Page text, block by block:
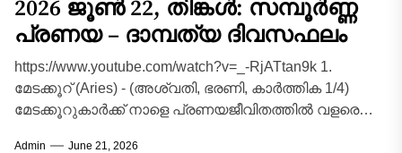
2026 ജൂൺ 22, തിങ്കൾ: സമ്പൂർണ്ണ
പ്രണയ – ദാമ്പത്യ ദിവസഫലം
https://www.youtube.com/watch?v=_-RjATtan9k 1.
മേടക്കൂറ് (Aries) - (അശ്വതി, ഭരണി, കാർത്തിക 1/4)
മേടക്കൂറുകാർക്ക് നാളെ പ്രണയജീവിതത്തിൽ വളരെ
Admin June 21, 2026